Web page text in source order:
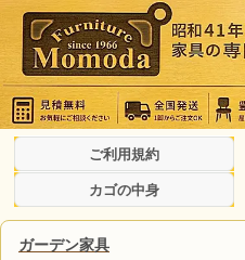
ご利用規約
カゴの中身
ガーデン家具